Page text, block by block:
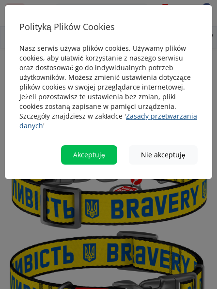
0
Obroże Obroża dla psa nylonowa WAUDOG Nylon z paszportem
Obroża dla psa nylonowa WAUDOG
Nylon z paszportem QR, rysunek
"Odwaga"
0
Polityką Plików Cookies
Nasz serwis używa plików cookies. Używamy plików
cookies, aby ułatwić korzystanie z naszego serwisu
oraz dostosować go do indywidualnych potrzeb
użytkowników. Możesz zmienić ustawienia dotyczące
plików cookies w swojej przeglądarce internetowej.
Jeżeli pozostawisz te ustawienia bez zmian, pliki
cookies zostaną zapisane w pamięci urządzenia.
Szczegóły znajdziesz w zakładce 'Zasady przetwarzania
danych'
Akceptuję Nie akceptuję